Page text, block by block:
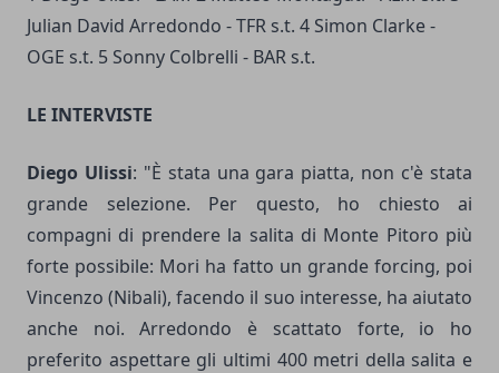
Julian David Arredondo - TFR s.t. 4 Simon Clarke -
OGE s.t. 5 Sonny Colbrelli - BAR s.t.
LE INTERVISTE
Diego Ulissi: "È stata una gara piatta, non c'è stata
grande selezione. Per questo, ho chiesto ai
compagni di prendere la salita di Monte Pitoro più
forte possibile: Mori ha fatto un grande forcing, poi
Vincenzo (Nibali), facendo il suo interesse, ha aiutato
anche noi. Arredondo è scattato forte, io ho
preferito aspettare gli ultimi 400 metri della salita e